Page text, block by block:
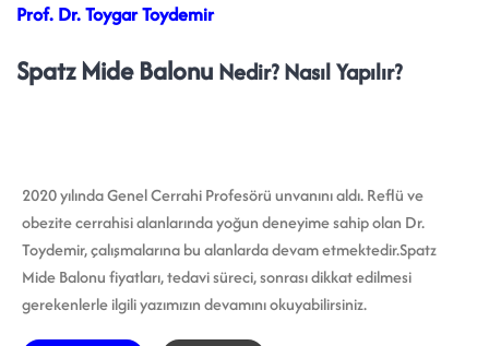
Prof. Dr. Toygar Toydemir
Spatz Mide Balonu Nedir? Nasıl Yapılır?
2020 yılında Genel Cerrahi Profesörü unvanını aldı. Reflü ve
obezite cerrahisi alanlarında yoğun deneyime sahip olan Dr.
Toydemir, çalışmalarına bu alanlarda devam etmektedir.Spatz
Mide Balonu fiyatları, tedavi süreci, sonrası dikkat edilmesi
gerekenlerle ilgili yazımızın devamını okuyabilirsiniz.